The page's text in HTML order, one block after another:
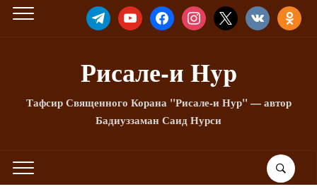
TELEGRAMYOUTUBEFACEBOOKINSTAGRAM
X VKONTAKTE
Рисале-и Hyp
Тафсир Священного Корана "Рисале-и Нур" — автор
Бадиуззаман Саид Нурси